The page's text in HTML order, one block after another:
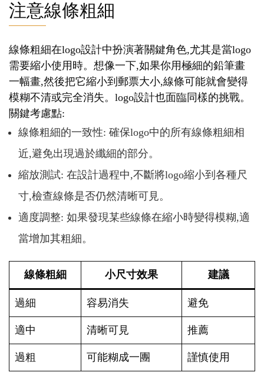
注意線條粗細
線條粗細在logo設計中扮演著關鍵角色,尤其是當logo
需要縮小使用時。想像一下,如果你用極細的鉛筆畫
一幅畫,然後把它縮小到郵票大小,線條可能就會變得
模糊不清或完全消失。logo設計也面臨同樣的挑戰。
關鍵考慮點:
線條粗細的一致性: 確保logo中的所有線條粗細相
近,避免出現過於纖細的部分。
縮放測試: 在設計過程中,不斷將logo縮小到各種尺
寸,檢查線條是否仍然清晰可見。
適度調整: 如果發現某些線條在縮小時變得模糊,適
當增加其粗細。
線條粗細 小尺寸效果 建議
過細 容易消失 避免
適中 清晰可見 推薦
過粗 可能糊成一團 謹慎使用